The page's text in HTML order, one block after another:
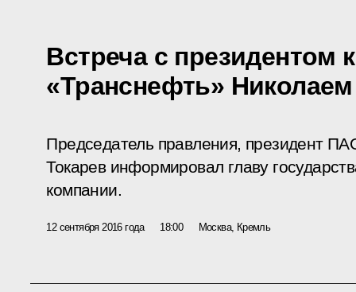
Встреча с президентом
«Транснефть»
Председатель правления, президент
Токарев информировал главу
компании.
12 сентября 2016 года 18:00 Москва, Кремль